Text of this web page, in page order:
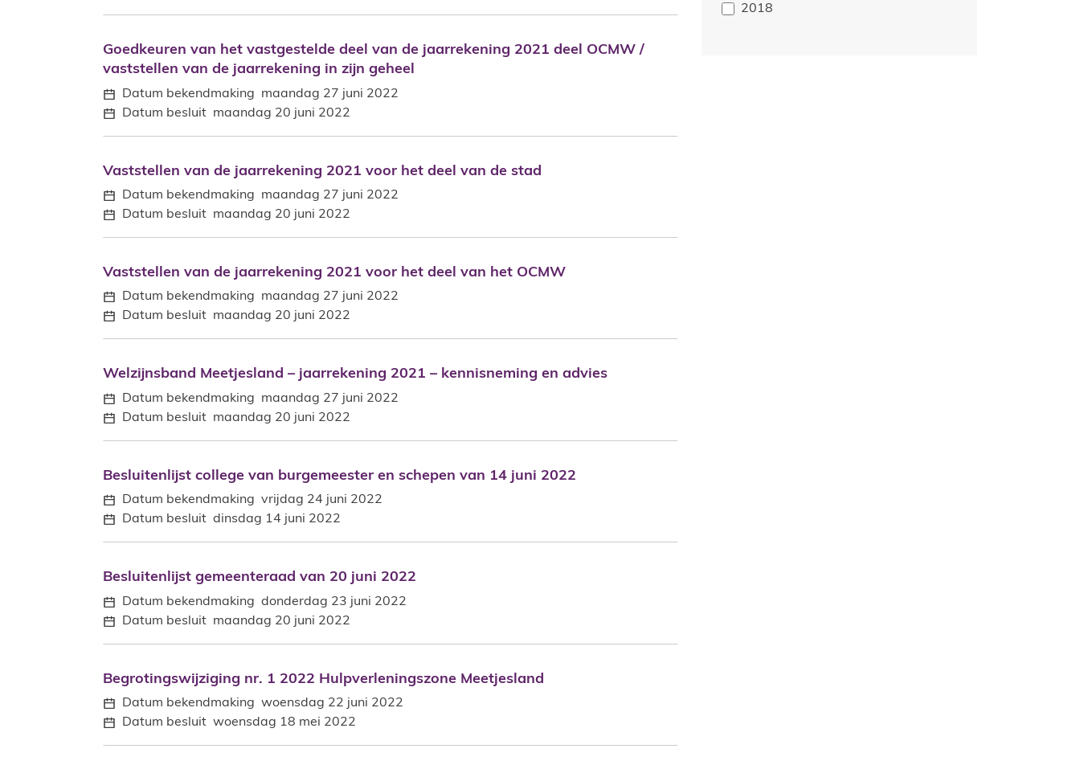
2018
Goedkeuren van het vastgestelde deel van de jaarrekening 2021 deel OCMW / vaststellen van de jaarrekening in zijn geheel
Goedkeuren van het vastgestelde deel van de jaarrekening 2021 deel OCMW /
vaststellen van de jaarrekening in zijn geheel
Datum bekendmaking
maandag 27 juni 2022
Datum besluit maandag 20 juni 2022
Vaststellen van de jaarrekening 2021 voor het deel van de stad
Vaststellen van de jaarrekening 2021 voor het deel van de stad
Datum bekendmaking
maandag 27 juni 2022
Datum besluit maandag 20 juni 2022
Vaststellen van de jaarrekening 2021 voor het deel van het OCMW
Vaststellen van de jaarrekening 2021 voor het deel van het OCMW
Datum bekendmaking
maandag 27 juni 2022
Datum besluit maandag 20 juni 2022
Welzijnsband Meetjesland – jaarrekening 2021 – kennisneming en advies
Welzijnsband Meetjesland – jaarrekening 2021 – kennisneming en advies
Datum bekendmaking
maandag 27 juni 2022
Datum besluit maandag 20 juni 2022
Besluitenlijst college van burgemeester en schepen van 14 juni 2022
Besluitenlijst college van burgemeester en schepen van 14 juni 2022
Datum bekendmaking vrijdag 24 juni 2022
Datum besluit dinsdag 14 juni 2022
Besluitenlijst gemeenteraad van 20 juni 2022
Besluitenlijst gemeenteraad van 20 juni 2022
Datum bekendmaking donderdag 23 juni 2022
Datum besluit maandag 20 juni 2022
Begrotingswijziging nr. 1 2022 Hulpverleningszone Meetjesland
Begrotingswijziging nr. 1 2022 Hulpverleningszone Meetjesland
Datum bekendmaking woensdag 22 juni 2022
Datum besluit woensdag 18 mei 2022